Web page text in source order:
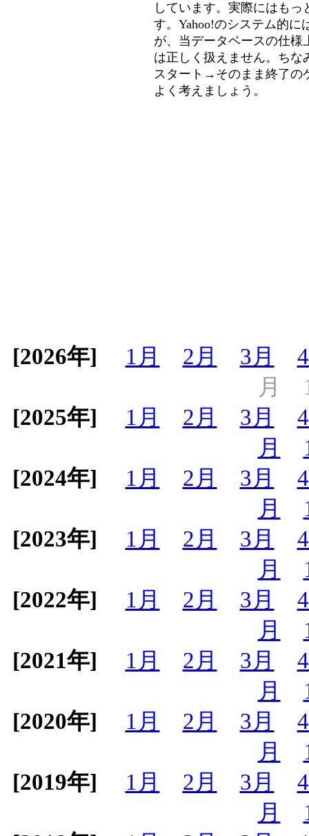
しています。実際にはも
す。Yahoo!のシステム的に
が、当データベースの仕様
は正しく扱えません。ちな
スタート→そのまま終了の
よく考えましょう。
[2026年] 1月 2月 3月
月
[2025年]
1月 2月 3月
月
[2024年]
1月 2月 3月
月
[2023年]
1月 2月 3月
月
[2022年]
1月 2月 3月
月
[2021年]
1月 2月 3月
月
[2020年]
1月 2月 3月
月
[2019年]
1月 2月 3月
月